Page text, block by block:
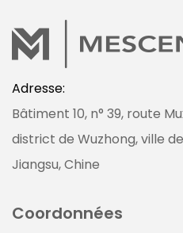
Adresse:
Bâtiment 10, n° 39, route
district de Wuzhong, ville
Jiangsu, Chine
Coordonnées